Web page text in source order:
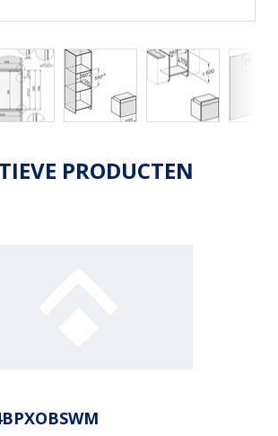
PRODUCTEN